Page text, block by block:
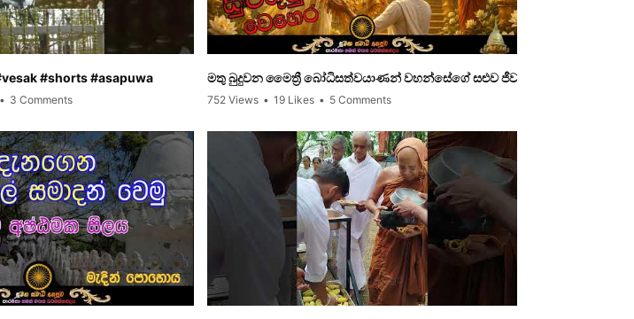
Dhammas Explained
#shorts #asapuwa
• 3 Comments
මතු බුදුවන මෛත්‍රී බෝධිසත්වයාණන් වහන්සේගේ සළුව ජීවමානව වැඩ සිටින
752 Views • 19 Likes • 5 Comments